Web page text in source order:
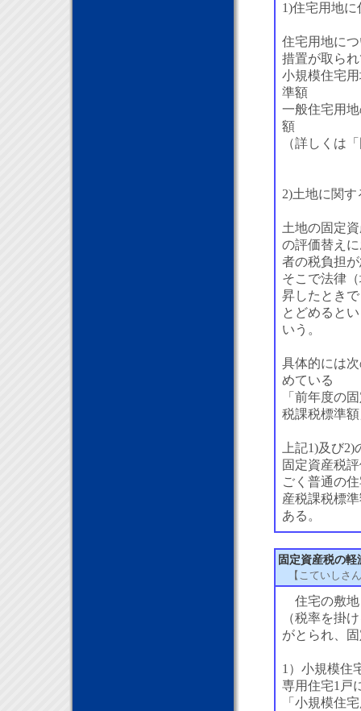
1)住宅用地
住宅用地に
措置が取ら
小規模住宅
準額
一般住宅用
額
（詳しくは
2)土地に関
土地の固定
の評価替え
者の税負担
そこで法律
昇したとき
とどめると
いう。
具体的には
めている
「前年度の
税課税標準
上記1)及び2)
固定資産税
ごく普通の
産税課税標
ある。
固定資産税の
【こていしさ
住宅の敷地
（税率を掛
がとられ、
1）小規模住
専用住宅1戸
「小規模住